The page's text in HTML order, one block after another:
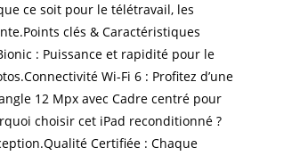
ce soit pour le télétravail, les
clés & Caractéristiques
: Puissance et rapidité pour le
Wi-Fi 6 : Profitez d’une
12 Mpx avec Cadre centré pour
choisir cet iPad reconditionné ?
Certifiée : Chaque